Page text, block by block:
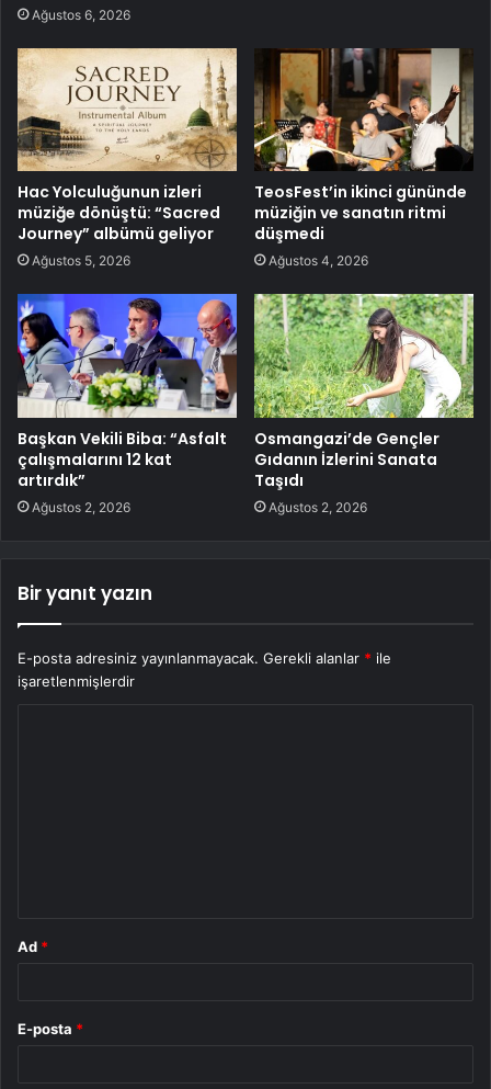
Ağustos 6, 2026
Hac Yolculuğunun izleri
müziğe dönüştü: “Sacred
Journey” albümü geliyor
Ağustos 5, 2026
TeosFest’in ikinci gününde
müziğin ve sanatın ritmi
düşmedi
Ağustos 4, 2026
Başkan Vekili Biba: “Asfalt
çalışmalarını 12 kat
artırdık”
Ağustos 2, 2026
Osmangazi’de Gençler
Gıdanın İzlerini Sanata
Taşıdı
Ağustos 2, 2026
Bir yanıt yazın
E-posta adresiniz yayınlanmayacak. Gerekli alanlar * ile
işaretlenmişlerdir
Ad *
E-posta *